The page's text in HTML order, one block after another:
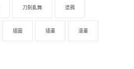
刀劍亂舞 塗鴉
插圖 插畫 漫畫